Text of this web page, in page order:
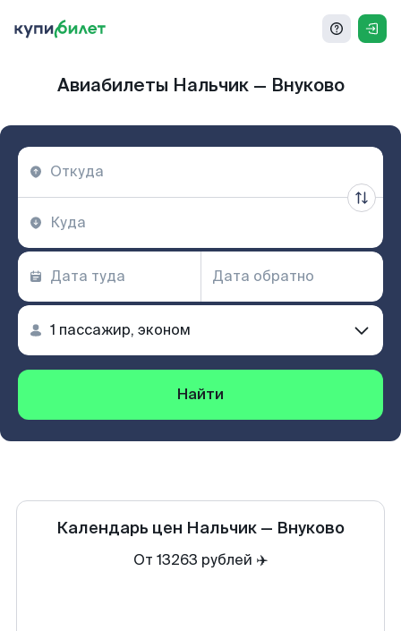
Авиабилеты Нальчик — Внуково
Найти
Календарь цен Нальчик — Внуково
От 13263 рублей ✈️